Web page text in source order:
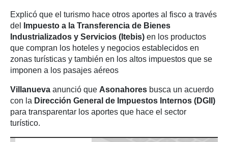
Explicó que el turismo hace otros aportes al fisco a través
del
Impuesto a la Transferencia de Bienes
Industrializados y Servicios (Itebis) en los productos
que compran los hoteles y negocios establecidos en
zonas turísticas y también en los altos impuestos que se
imponen a los pasajes aéreos
Villanueva anunció que Asonahores busca un acuerdo
con la Dirección General de Impuestos Internos (DGII)
para transparentar los aportes que hace el sector
turístico.